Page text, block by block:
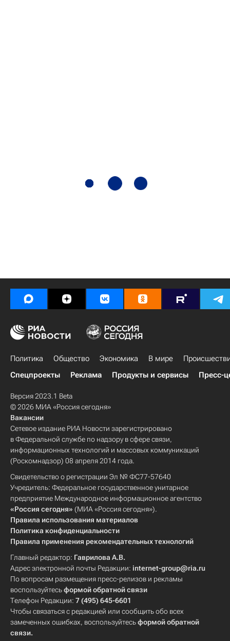
Политика Общество Экономика В мире
Спецпроекты
Реклама Продукты и сервисы Пресс-
Версия 2023.1 Beta
© 2026 МИА «Россия сегодня»
Вакансии
Сетевое издание РИА Новости зарегистрировано
в Федеральной службе по надзору в сфере связи,
информационных технологий и массовых коммуникаций
(Роскомнадзор) 08 апреля 2014 года.
Свидетельство о регистрации Эл № ФС77-57640
Учредитель: Федеральное государственное унитарное
предприятие Международное информационное агентство
«Россия сегодня» (МИА «Россия сегодня»).
Правила использования материалов
Политика конфиденциальности
Правила применения рекомендательных технологий
Главный редактор: Гаврилова А.В.
Адрес электронной почты Редакции: internet-group@ria.ru
По вопросам размещения пресс-релизов и рекламы
воспользуйтесьформой обратной связи
Телефон Редакции: 7 (495) 645-6601
Чтобы связаться с редакцией или сообщить обо всех
замеченных ошибках, воспользуйтесьформой обратной
связи.